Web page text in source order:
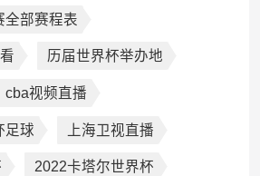
全部赛程表
历届世界杯举办地
cba视频直播
足球 上海卫视直播
2022卡塔尔世界杯